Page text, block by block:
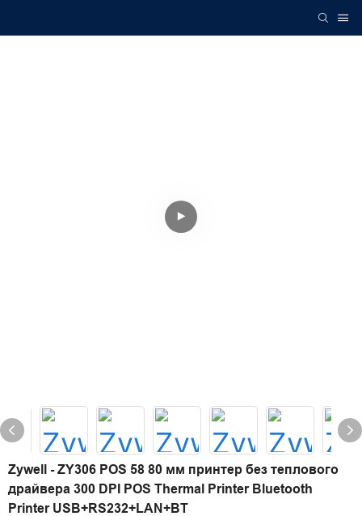
Zywell - ZY306 POS 58 80 мм принтер без теплового
драйвера 300 DPI POS Thermal Printer Bluetooth
Printer USB+RS232+LAN+BT